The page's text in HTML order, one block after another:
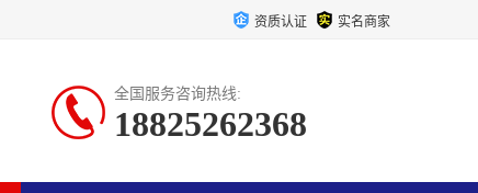
资质认证 实名商家
全国服务咨询热线:
18825262368